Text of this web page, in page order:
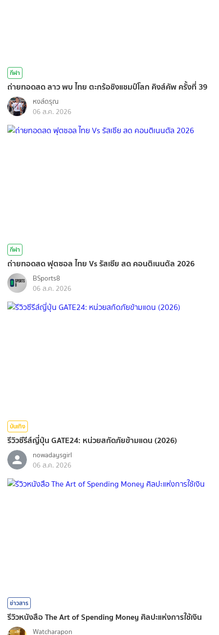
กีฬา
ถ่ายทอดสด ลาว พบ ไทย ตะกร้อชิงแชมป์โลก คิงส์คัพ ครั้งที่ 39
หงส์ดรุณ
06 ส.ค. 2026
กีฬา
ถ่ายทอดสด ฟุตซอล ไทย Vs รัสเซีย สด คอนติเนนตัล 2026
BSports8
06 ส.ค. 2026
บันเทิง
รีวิวซีรีส์ญี่ปุ่น GATE24: หน่วยสกัดภัยข้ามแดน (2026)
nowadaysgirl
06 ส.ค. 2026
ข่าวสาร
รีวิวหนังสือ The Art of Spending Money ศิลปะแห่งการใช้เงิน
Watcharapon